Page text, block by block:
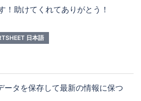
！助けてくれてありがとう！
日本語
タを保存して最新の情報に保つ